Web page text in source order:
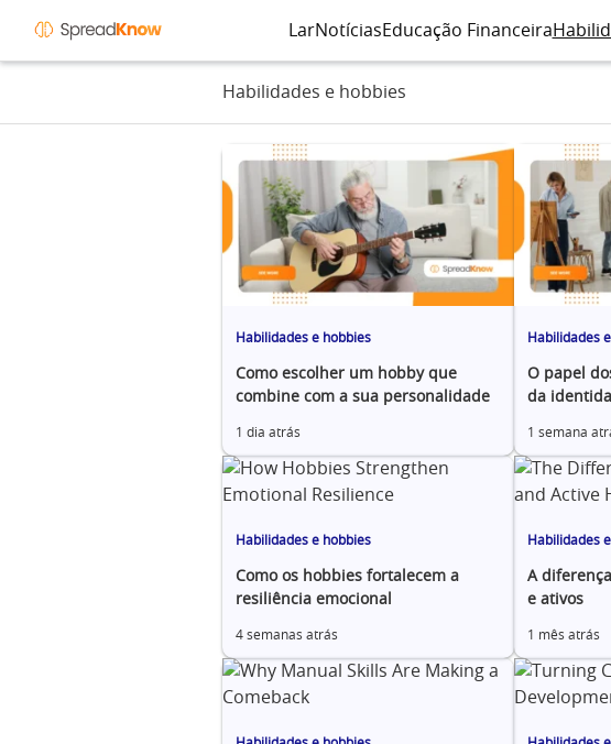
LarNotíciasEducação Financeira
Habilidades e hobbies
Habilidades e hobbies
Como escolher um hobby que
combine com a sua personalidade
1 dia atrás
Habilidades
O papel
da
1 semana
Habilidades e hobbies
Como os hobbies fortalecem a
resiliência emocional
4 semanas atrás
Habilidades
A
e ativos
1 mês atrás